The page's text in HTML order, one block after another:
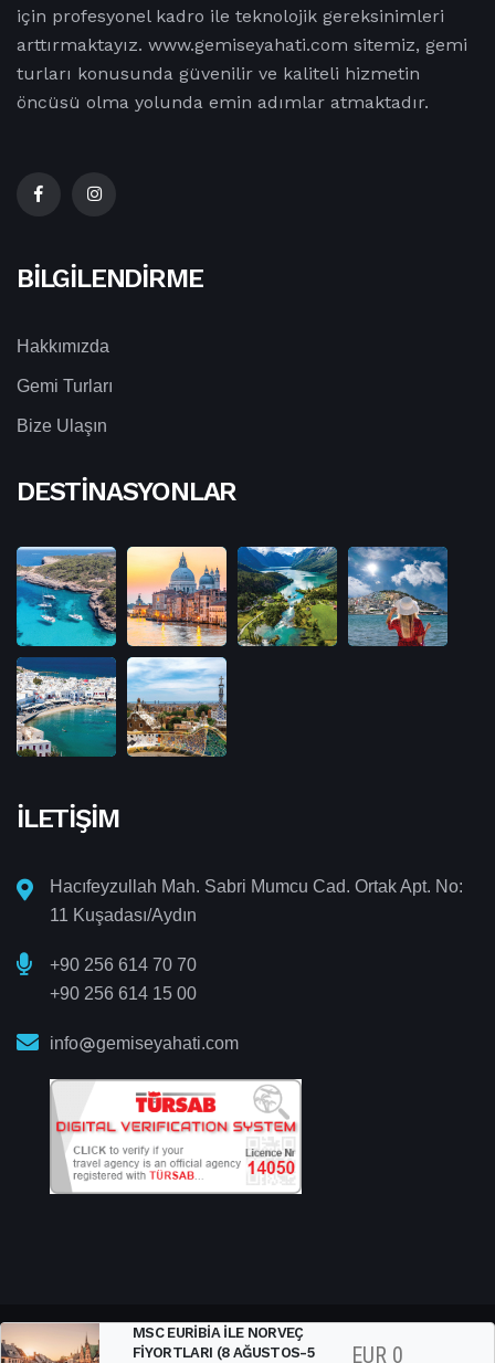
MSC EURIBIA ILE NORVEÇ
FIYORTLARI (8 AĞUSTOS-5
EUR 0
için profesyonel kadro ile teknolojik gereksinimleri
arttırmaktayız. www.gemiseyahati.com sitemiz, gemi
turları konusunda güvenilir ve kaliteli hizmetin
öncüsü olma yolunda emin adımlar atmaktadır.
BILGILENDIRME
Hakkımızda
Gemi Turları
Bize Ulaşın
DESTINASYONLAR
İLETIŞIM
Hacıfeyzullah Mah. Sabri Mumcu Cad. Ortak Apt. No:
11 Kuşadası/Aydın
+90 256 614 70 70
+90 256 614 15 00
info gemiseyahati.com
Gemi Seyahati© 2025 All Right Reserved